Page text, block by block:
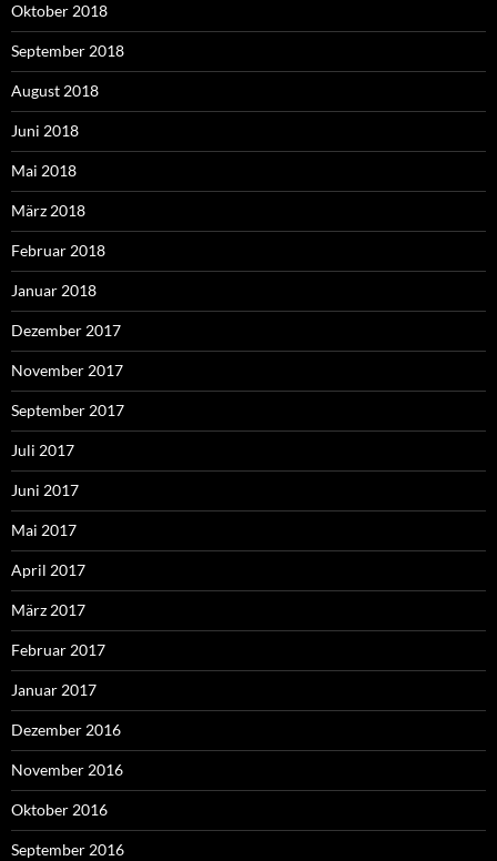
Oktober 2018
September 2018
August 2018
Juni 2018
Mai 2018
März 2018
Februar 2018
Januar 2018
Dezember 2017
November 2017
September 2017
Juli 2017
Juni 2017
Mai 2017
April 2017
März 2017
Februar 2017
Januar 2017
Dezember 2016
November 2016
Oktober 2016
September 2016